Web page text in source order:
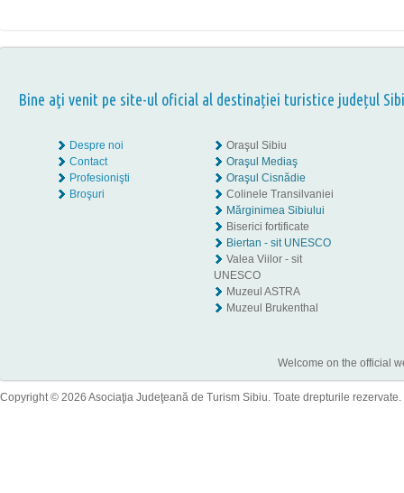
Bine aţi venit pe site-ul oficial al destinației turistice județul
Despre noi
Contact
Profesionişti
Broşuri
Oraşul Sibiu
Oraşul Mediaş
Oraşul Cisnădie
Colinele Transilvaniei
Mărginimea Sibiului
Biserici fortificate
Biertan - sit UNESCO
Valea Viilor - sit
UNESCO
Muzeul ASTRA
Muzeul Brukenthal
Welcome on the official
Copyright © 2026 Asociaţia Judeţeană de Turism Sibiu. Toate drepturile rezervate.